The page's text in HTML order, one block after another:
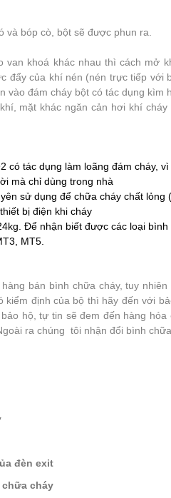
và bóp cò, bột sẽ được phun ra.
khoá khác nhau thì cách mở
đẩy của khí nén (nén trực tiếp với
vào đám cháy bột có tác dụng kìm
mặt khác ngăn cản hơi khí cháy
có tác dụng làm loãng đám cháy,
mà chỉ dùng trong nhà
sử dụng để chữa cháy chất lỏng
bị điện khi cháy
Để nhận biết được các loại bình
MT5.
bán bình chữa cháy, tuy
định của bộ thì hãy đến với
hộ, tự tin sẽ đem đến hàng hóa
ra chúng tôi nhận đổi bình
đèn exit
cháy